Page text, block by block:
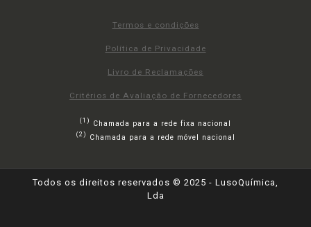
Termos e condições
Política de Privacidade
Livro de Reclamações
Critérios de Avaliação de Fornecedores
(1) Chamada para a rede fixa nacional
(2) Chamada para a rede móvel nacional
Todos os direitos reservados © 2025 - LusoQuímica,
Lda